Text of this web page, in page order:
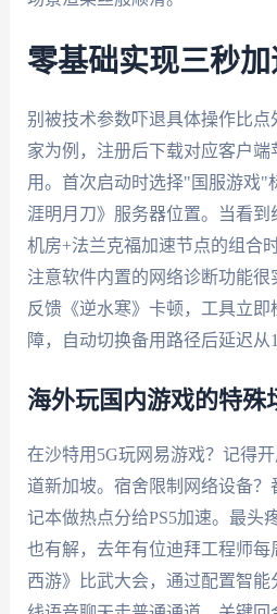
零基础实现三秒加
别被技术参数吓退具体操作比
家为例，注册后下载对应客户端
用。首次启动时选择"国服游戏"
涯明月刀》服务器位置。当看
机房+法兰克福加速节点的组合
注意软件内置的网络诊断功能
反馈《逆水寒》卡顿，工具立即
障，自动切换备用路径后延迟从
海外玩国内游戏的特殊
在沙特用5G玩网易游戏？记得
道新加坡。宿舍限制网络设备？
记本做热点分给PS5加速。最头
也有解，去年有位迪拜工程师每
西游》比武大会，通过配置智